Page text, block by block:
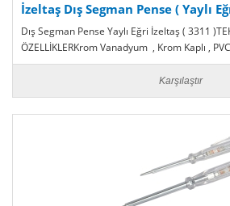
İzeltaş Dış Segman Pense ( Yaylı
Dış Segman Pense Yaylı Eğri İzeltaş ( 3311
ÖZELLİKLERKrom Vanadyum , Krom Kaplı ,
Karşılaştır